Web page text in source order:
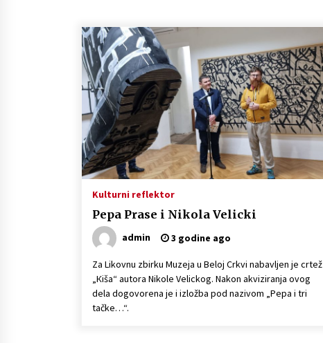
Kulturni reflektor
Pepa Prase i Nikola Velicki
admin 3 godine ago
Za Likovnu zbirku Muzeja u Beloj Crkvi nabavljen je crtež
„Кiša“ autora Nikole Velickog. Nakon akviziranja ovog
dela dogovorena je i izložba pod nazivom „Pepa i tri
tačke…“.